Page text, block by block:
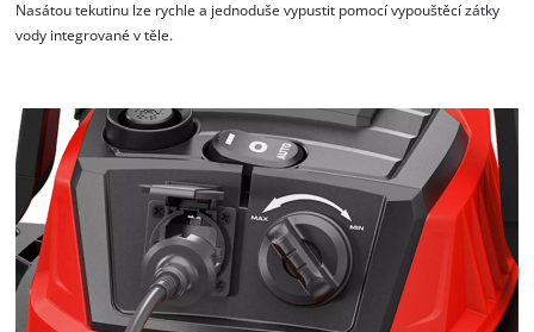
Nasátou tekutinu lze rychle a jednoduše vypustit pomocí vypouštěcí zátky
vody integrované v těle.